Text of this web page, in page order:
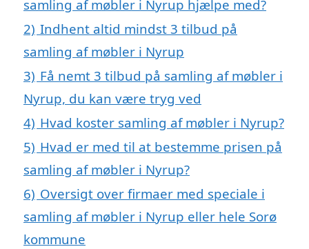
samling af møbler i Nyrup hjælpe med?
2) Indhent altid mindst 3 tilbud på
samling af møbler i Nyrup
3) Få nemt 3 tilbud på samling af møbler i
Nyrup, du kan være tryg ved
4) Hvad koster samling af møbler i Nyrup?
5) Hvad er med til at bestemme prisen på
samling af møbler i Nyrup?
6) Oversigt over firmaer med speciale i
samling af møbler i Nyrup eller hele Sorø
kommune